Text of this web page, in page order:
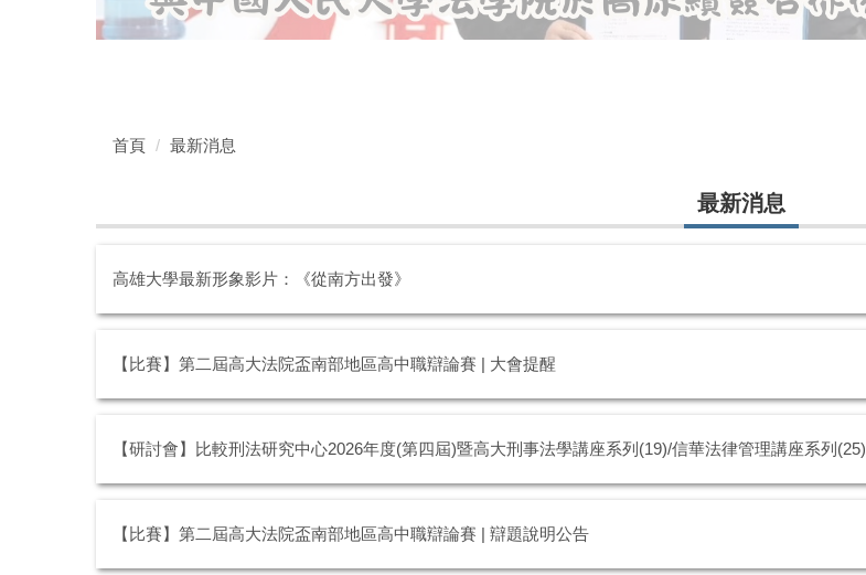
首頁 最新消息
最新消息
高雄大學最新形象影片：《從南方出發》
【比賽】第二屆高大法院盃南部地區高中職辯論賽 | 大會提醒
【研討會】比較刑法研究中心2026年度(第四屆)暨高大刑事法學講座系列(19)/信華法律管理講座系列(25)
【比賽】第二屆高大法院盃南部地區高中職辯論賽 | 辯題說明公告